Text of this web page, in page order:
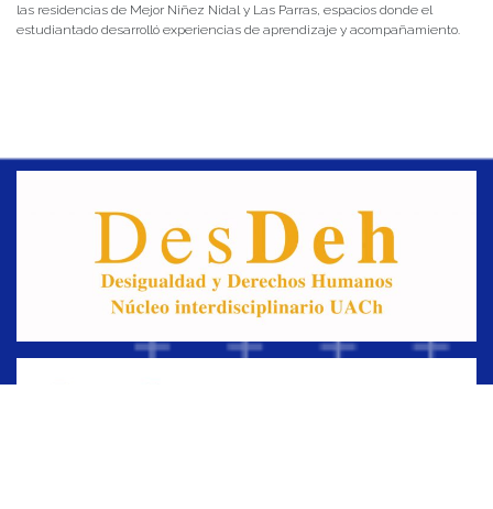
las residencias de Mejor Niñez Nidal y Las Parras, espacios donde el
estudiantado desarrolló experiencias de aprendizaje y acompañamiento.